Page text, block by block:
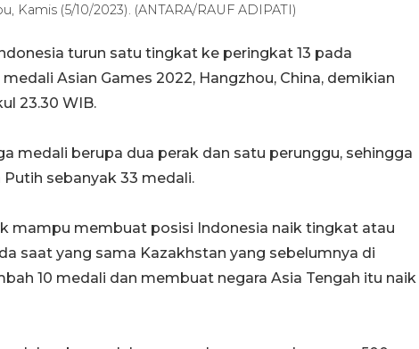
Kamis (5/10/2023). (ANTARA/RAUF ADIPATI)
turun satu tingkat ke peringkat 13 pada
Asian Games 2022, Hangzhou, China, demikian
23.30 WIB.
medali berupa dua perak dan satu perunggu, sehingga
sebanyak 33 medali.
mampu membuat posisi Indonesia naik tingkat atau
saat yang sama Kazakhstan yang sebelumnya di
10 medali dan membuat negara Asia Tengah itu naik